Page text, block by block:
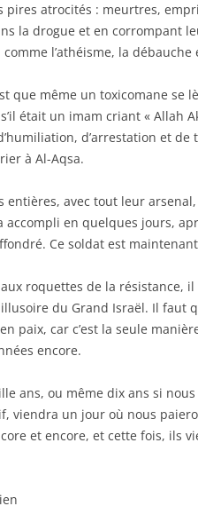
pires atrocités : meurtres,
la drogue et en corrompant
l’athéisme, la
que même un toxicomane se
était un imam criant « Allah
d’arrestation et
à Al-Aqsa.
avec tout leur arsenal,
accompli en quelques jours,
Ce soldat est
roquettes de la résistance,
du Grand Israël. Il faut
paix, car c’est la seule
encore.
ans, ou même dix ans si
viendra un jour où nous
et encore, et cette fois, ils